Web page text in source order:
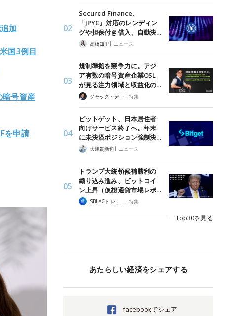
加
国3例目
暗号資産
を申請
Secured Finance、
「JPYC」対応のレンディン
グや担保付き借入、自動決…
髙橋知里 | ニュース
規制準拠を競争力に。アジ
ア有数の暗号資産企業OSL
が見る注力領域と収益化の…
ジャック・デロン（Jack Derong） | 特集
ビットゲット、日本居住者
向けサービス終了へ。年末
に未決済ポジション強制決…
大津賀新也| ニュース
トランプ大統領候補勝利の
織り込み進み、ビットコイ
ン上昇（仮想通貨市場レポ…
| 特集
Top30を見る
あたらしい経済をシェアする
facebookでシェア